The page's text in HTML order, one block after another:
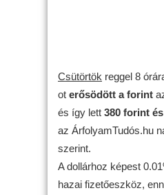
Csütörtök reggel 8
ot erősödött a forint
és így lett 380 forint
az ÁrfolyamTudós.hu
szerint.
A dollárhoz képest
hazai fizetőeszköz,